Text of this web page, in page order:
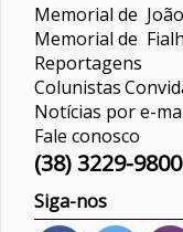
Memorial de
Memorial de
Reportagens
Colunistas
Notícias por e-
Fale conosco
(38) 3229-9800
Siga-nos